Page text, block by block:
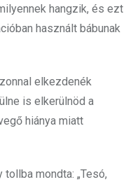
hangzik, és ezt
használt bábunak
elkezdenék
is elkerülnöd a
hiánya miatt
mondta: „Tesó,